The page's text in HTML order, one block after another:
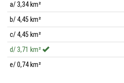
a/ 3,34 km²
b/ 4,45 km²
c/ 4,45 km²
d/ 3,71 km²
e/ 0,74 km²